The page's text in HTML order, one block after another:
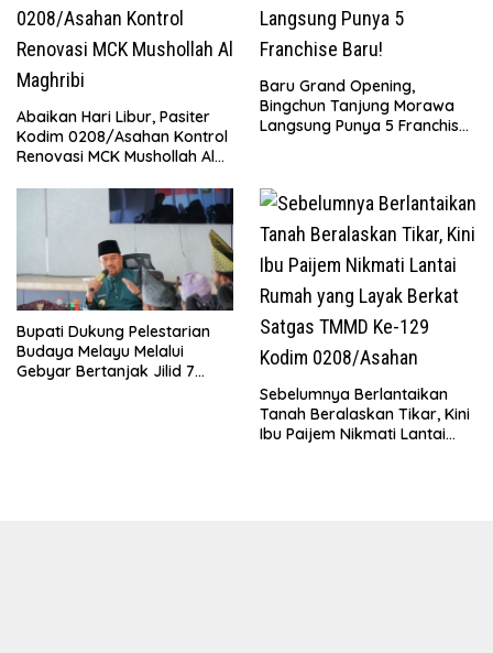
Abaikan Hari Libur, Pasiter
Kodim 0208/Asahan Kontrol
Renovasi MCK Mushollah Al
‎Baru Grand Opening,
Bingchun Tanjung Morawa
Langsung Punya 5 Franchise
Bupati Dukung Pelestarian
Budaya Melayu Melalui
Gebyar Bertanjak Jilid 7
Sebelumnya Berlantaikan
Tanah Beralaskan Tikar, Kini
Ibu Paijem Nikmati Lantai